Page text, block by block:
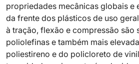
propriedades mecânicas globais e
da frente dos plásticos de uso
à tração, flexão e compressão são
poliolefinas e também mais
poliestireno e do policloreto de